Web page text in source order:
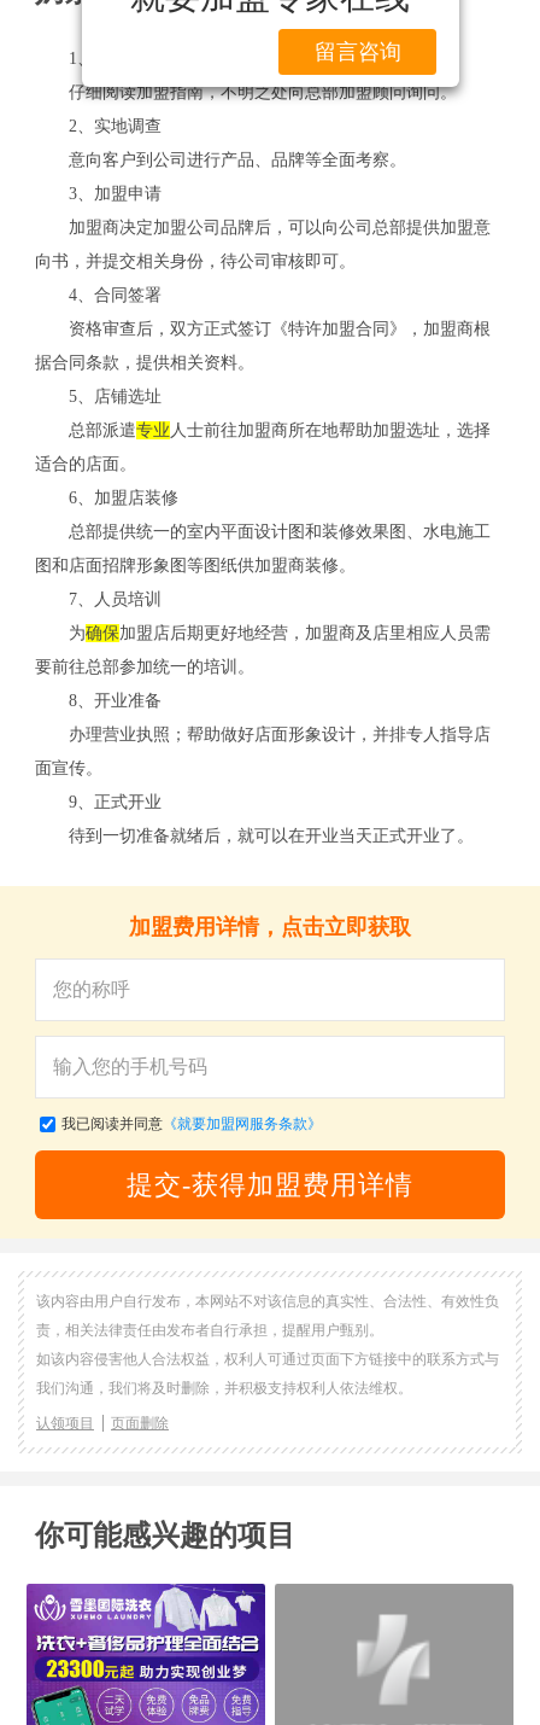
留言咨询
1、初步了解
仔细阅读加盟指南，不明之处向总部加盟顾问询问。
2、实地调查
意向客户到公司进行产品、品牌等全面考察。
3、加盟申请
加盟商决定加盟公司品牌后，可以向公司总部提供加盟意
向书，并提交相关身份，待公司审核即可。
4、合同签署
资格审查后，双方正式签订《特许加盟合同》，加盟商根
据合同条款，提供相关资料。
5、店铺选址
总部派遣专业 人士前往加盟商所在地帮助加盟选址，选择
适合的店面。
6、加盟店装修
总部提供统一的室内平面设计图和装修效果图、水电施工
图和店面招牌形象图等图纸供加盟商装修。
7、人员培训
为确保加盟店后期更好地经营，加盟商及店里相应人员需
要前往总部参加统一的培训。
8、开业准备
办理营业执照；帮助做好店面形象设计，并排专人指导店
面宣传。
9、正式开业
待到一切准备就绪后，就可以在开业当天正式开业了。
加盟费用详情，点击立即获取
我已阅读并同意《就要加盟网服务条款》
提交-获得加盟费用详情
该内容由用户自行发布，本网站不对该信息的真实性、合法性、有效性负
责，相关法律责任由发布者自行承担，提醒用户甄别。
如该内容侵害他人合法权益，权利人可通过页面下方链接中的联系方式与
我们沟通，我们将及时删除，并积极支持权利人依法维权。
认领项目 页面删除
你可能感兴趣的项目